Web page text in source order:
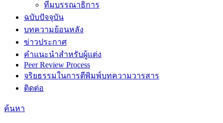
ทีมบรรณาธิการ
ฉบับปัจจุบัน
บทความย้อนหลัง
ข่าวประกาศ
คำแนะนำสำหรับผู้แต่ง
Peer Review Process
จริยธรรมในการตีพิมพ์บทความวารสาร
ติดต่อ
ค้นหา